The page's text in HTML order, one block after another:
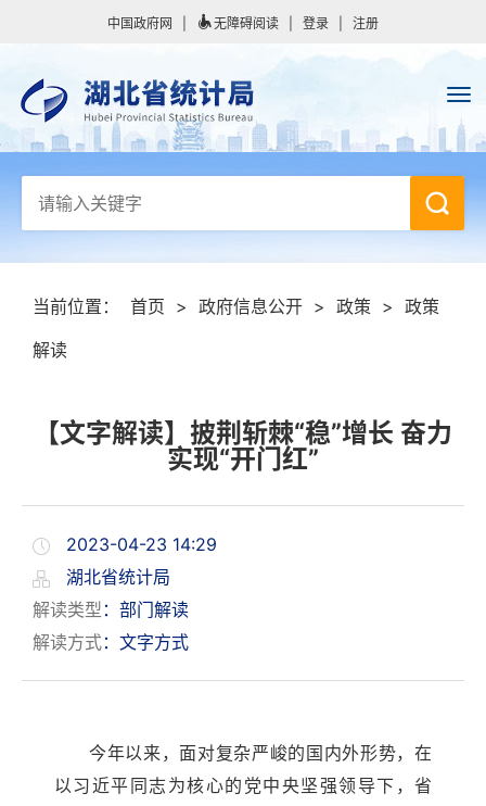
中国政府网 无障碍阅读 登录 注册
当前位置： 首页 > 政府信息公开 > 政策 > 政策
解读
【文字解读】披荆斩棘“稳”增长 奋力
实现“开门红”
2023-04-23 14:29
湖北省统计局
解读类型 ：部门解读
解读方式：文字方式
今年以来，面对复杂严峻的国内外形势，在
以习近平同志为核心的党中央坚强领导下，省